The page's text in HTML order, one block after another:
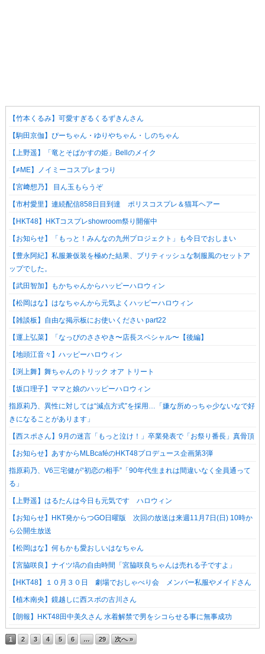
【竹本くるみ】可愛すぎるくるずきんさん
【駒田京伽】ぴーちゃん・ゆりやちゃん・しのちゃん
【上野遥】「竜とそばかすの姫」Bellのメイク
【≠ME】ノイミーコスプレまつり
【宮﨑想乃】 目ん玉もらうぞ
【市村愛里】連続配信858日目到達 ポリスコスプレ＆猫耳ヘアー
【HKT48】HKTコスプレshowroom祭り開催中
【お知らせ】「もっと！みんなの九州プロジェクト」も今日でおしまい
【豊永阿紀】私服兼仮装を極めた結果、ブリティッシュな制服風のセットア
ップでした。
【武田智加】もかちゃんからハッピーハロウィン
【松岡はな】はなちゃんから元気よくハッピーハロウィン
【雑談板】自由な掲示板にお使いください part22
【運上弘菜】「なっぴのささやき〜店長スペシャル〜【後編】
【地頭江音々】ハッピーハロウィン
【渕上舞】舞ちゃんのトリック オア トリート
【坂口理子】ママと娘のハッピーハロウィン
指原莉乃、異性に対しては“減点方式”を採用…「嫌な所めっちゃ少ないなで好
きになることがあります」
【西スポさん】9月の迷言「もっと泣け！」卒業発表で「お祭り番長」真骨頂
【お知らせ】あすからMLBcaféのHKT48プロデュース企画第3弾
指原莉乃、V6三宅健が“初恋の相手”「90年代生まれは間違いなく全員通って
る」
【上野遥】はるたんは今日も元気です ハロウィン
【お知らせ】HKT発からつGO日曜版 次回の放送は来週11月7日(日) 10時か
ら公開生放送
【松岡はな】何もかも愛おしいはなちゃん
【宮脇咲良】ナイツ塙の自由時間「宮脇咲良ちゃんは売れる子ですよ」
【HKT48】１０月３０日 劇場でおしゃべり会 メンバー私服やメイドさん
【植木南央】鏡越しに西スポの古川さん
【朗報】HKT48田中美久さん 水着解禁で男をシコらせる事に無事成功
1 2 3 4 5 6 … 29 次へ »